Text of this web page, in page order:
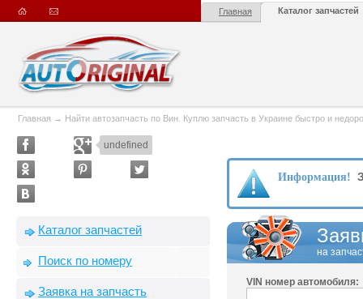
Главная Каталог запчастей
Главная → Найти автозапчасть по Вин. Куплю запчасть в Украине быстро и
undefined
Каталог запчастей
Поиск по номеру
Заявка на запчасть
Информация!
на
VIN номер автомобиля: